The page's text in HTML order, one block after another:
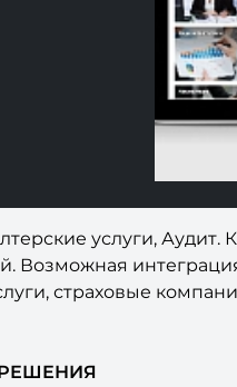
услуги,
Возможная
страховые